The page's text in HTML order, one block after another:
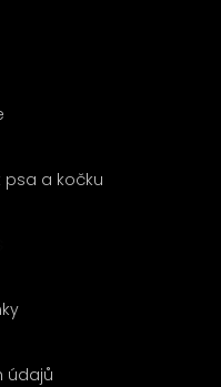
psa a kočku
údajů